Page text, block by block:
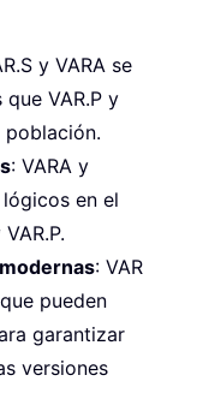
y VARA se
VAR.P y
población.
: VARA y
en el
: VAR
pueden
garantizar
versiones